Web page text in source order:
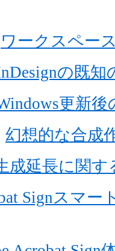
ワークスペー
の既知
更新
幻想的な合成
成延長に関す
Signスマー